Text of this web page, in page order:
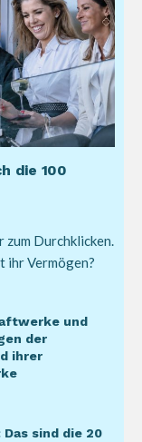
die 100
Durchklicken.
ihr Vermögen?
und
der
ihrer
sind die 20